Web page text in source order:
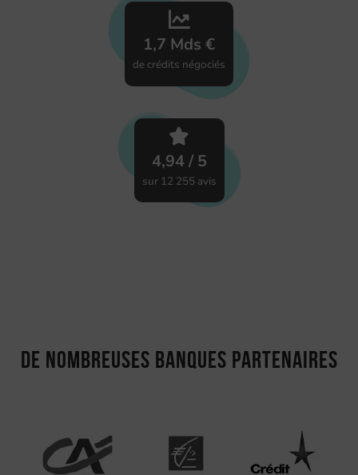
1,7 Mds €
de crédits négociés
4,94 / 5
sur 12 255 avis
De nombreuses banques partenaires